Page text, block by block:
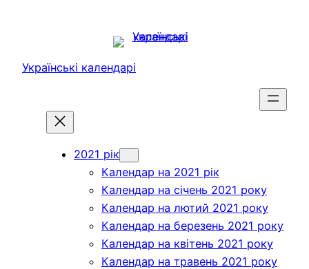
Українські календарі
2021 рік
Календар на 2021 рік
Календар на січень 2021 року
Календар на лютий 2021 року
Календар на березень 2021 року
Календар на квітень 2021 року
Календар на травень 2021 року